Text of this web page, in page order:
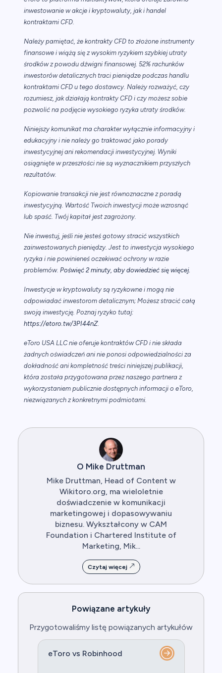
inwestowanie w akcje i kryptowaluty, jak i handel
kontraktami CFD.
Należy pamiętać, że kontrakty CFD to złożone instrumenty
finansowe i wiążą się z wysokim ryzykiem szybkiej utraty
środków z powodu dźwigni finansowej. 52% rachunków
inwestorów detalicznych traci pieniądze podczas handlu
kontraktami CFD u tego dostawcy. Należy rozważyć, czy
rozumiesz, jak działają kontrakty CFD i czy możesz sobie
pozwolić na podjęcie wysokiego ryzyka utraty środków.
Niniejszy komunikat ma charakter wyłącznie informacyjny i
edukacyjny i nie należy go traktować jako porady
inwestycyjnej ani rekomendacji inwestycyjnej. Wyniki
osiągnięte w przeszłości nie są wyznacznikiem przyszłych
rezultatów.
Kopiowanie transakcji nie jest równoznaczne z poradą
inwestycyjną. Wartość Twoich inwestycji może wzrosnąć
lub spaść. Twój kapitał jest zagrożony.
Nie inwestuj, jeśli nie jesteś gotowy stracić wszystkich
zainwestowanych pieniędzy. Jest to inwestycja wysokiego
ryzyka i nie powinieneś oczekiwać ochrony w razie
problemów. Poświęć 2 minuty, aby dowiedzieć się więcej.
Inwestycje w kryptowaluty są ryzykowne i mogą nie
odpowiadać inwestorom detalicznym; Możesz stracić całą
swoją inwestycję. Poznaj ryzyko tutaj:
https://etoro.tw/3PI44nZ.
eToro USA LLC nie oferuje kontraktów CFD i nie składa
żadnych oświadczeń ani nie ponosi odpowiedzialności za
dokładność ani kompletność treści niniejszej publikacji,
która została przygotowana przez naszego partnera z
wykorzystaniem publicznie dostępnych informacji o eToro,
niezwiązanych z konkretnymi podmiotami.
O Mike Druttman
Mike Druttman, Head of Content w
Wikitoro.org, ma wieloletnie
doświadczenie w komunikacji
marketingowej i dopasowywaniu
biznesu. Wykształcony w CAM
Foundation i Chartered Institute of
Marketing, Mik...
Czytaj więcej
Powiązane artykuły
Przygotowaliśmy listę powiązanych artykułów
eToro vs Robinhood